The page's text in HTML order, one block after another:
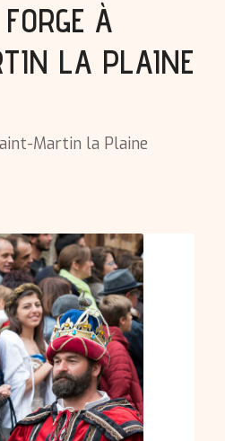
À
LA PLAINE
Martin la Plaine